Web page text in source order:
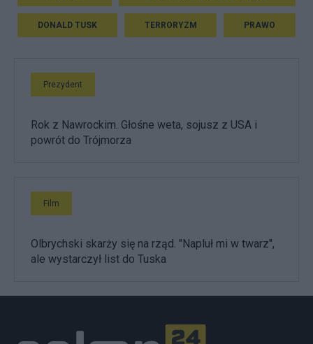
DONALD TUSK TERRORYZM PRAWO
Prezydent
Rok z Nawrockim. Głośne weta, sojusz z USA i
powrót do Trójmorza
Film
Olbrychski skarży się na rząd. "Napluł mi w twarz",
ale wystarczył list do Tuska